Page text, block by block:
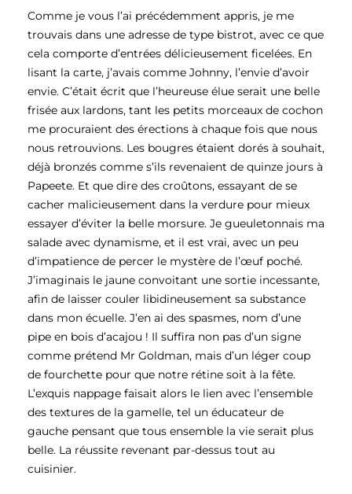
Comme je vous l’ai précédemment appris, je me
trouvais dans une adresse de type bistrot, avec ce que
cela comporte d’entrées délicieusement ficelées. En
lisant la carte, j’avais comme Johnny, l’envie d’avoir
envie. C’était écrit que l’heureuse élue serait une belle
frisée aux lardons, tant les petits morceaux de cochon
me procuraient des érections à chaque fois que nous
nous retrouvions. Les bougres étaient dorés à souhait,
déjà bronzés comme s’ils revenaient de quinze jours à
Papeete. Et que dire des croûtons, essayant de se
cacher malicieusement dans la verdure pour mieux
essayer d’éviter la belle morsure. Je gueuletonnais ma
salade avec dynamisme, et il est vrai, avec un peu
d’impatience de percer le mystère de l’œuf poché.
J’imaginais le jaune convoitant une sortie incessante,
afin de laisser couler libidineusement sa substance
dans mon écuelle. J’en ai des spasmes, nom d’une
pipe en bois d’acajou ! Il suffira non pas d’un signe
comme prétend Mr Goldman, mais d’un léger coup
de fourchette pour que notre rétine soit à la fête.
L’exquis nappage faisait alors le lien avec l’ensemble
des textures de la gamelle, tel un éducateur de
gauche pensant que tous ensemble la vie serait plus
belle. La réussite revenant par-dessus tout au
cuisinier.